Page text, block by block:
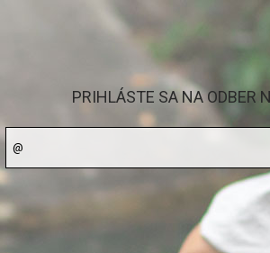
PRIHLÁSTE SA NA ODBER